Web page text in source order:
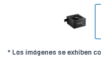
* Las imágenes se exhiben